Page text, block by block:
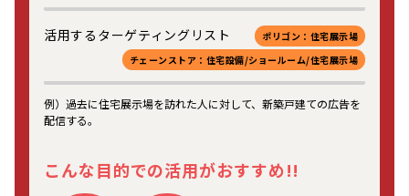
活用するターゲティングリスト
ポリゴン：住宅展示場
チェーンストア：住宅設備/ショールーム/住宅展示場
例）過去に住宅展示場を訪れた人に対して、新築戸建ての広告を
配信する。
こんな目的での活用がおすすめ!!